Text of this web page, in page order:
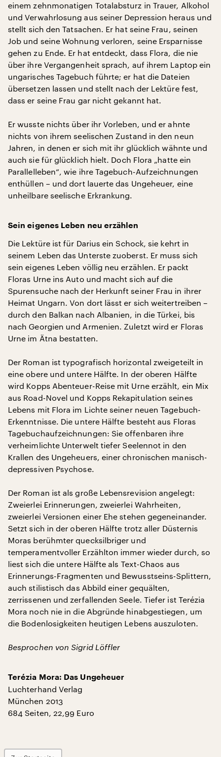
einem zehnmonatigen Totalabsturz in Trauer, Alkohol
und Verwahrlosung aus seiner Depression heraus und
stellt sich den Tatsachen. Er hat seine Frau, seinen
Job und seine Wohnung verloren, seine Ersparnisse
gehen zu Ende. Er hat entdeckt, dass Flora, die nie
über ihre Vergangenheit sprach, auf ihrem Laptop ein
ungarisches Tagebuch führte; er hat die Dateien
übersetzen lassen und stellt nach der Lektüre fest,
dass er seine Frau gar nicht gekannt hat.
Er wusste nichts über ihr Vorleben, und er ahnte
nichts von ihrem seelischen Zustand in den neun
Jahren, in denen er sich mit ihr glücklich wähnte und
auch sie für glücklich hielt. Doch Flora „hatte ein
Parallelleben“, wie ihre Tagebuch-Aufzeichnungen
enthüllen – und dort lauerte das Ungeheuer, eine
unheilbare seelische Erkrankung.
Sein eigenes Leben neu erzählen
Die Lektüre ist für Darius ein Schock, sie kehrt in
seinem Leben das Unterste zuoberst. Er muss sich
sein eigenes Leben völlig neu erzählen. Er packt
Floras Urne ins Auto und macht sich auf die
Spurensuche nach der Herkunft seiner Frau in ihrer
Heimat Ungarn. Von dort lässt er sich weitertreiben –
durch den Balkan nach Albanien, in die Türkei, bis
nach Georgien und Armenien. Zuletzt wird er Floras
Urne im Ätna bestatten.
Der Roman ist typografisch horizontal zweigeteilt in
eine obere und untere Hälfte. In der oberen Hälfte
wird Kopps Abenteuer-Reise mit Urne erzählt, ein Mix
aus Road-Novel und Kopps Rekapitulation seines
Lebens mit Flora im Lichte seiner neuen Tagebuch-
Erkenntnisse. Die untere Hälfte besteht aus Floras
Tagebuchaufzeichnungen: Sie offenbaren ihre
verheimlichte Unterwelt tiefer Seelennot in den
Krallen des Ungeheuers, einer chronischen manisch-
depressiven Psychose.
Der Roman ist als große Lebensrevision angelegt:
Zweierlei Erinnerungen, zweierlei Wahrheiten,
zweierlei Versionen einer Ehe stehen gegeneinander.
Setzt sich in der oberen Hälfte trotz aller Düsternis
Moras berühmter quecksilbriger und
temperamentvoller Erzählton immer wieder durch, so
liest sich die untere Hälfte als Text-Chaos aus
Erinnerungs-Fragmenten und Bewusstseins-Splittern,
auch stilistisch das Abbild einer gequälten,
zerrissenen und zerfallenden Seele. Tiefer ist Terézia
Mora noch nie in die Abgründe hinabgestiegen, um
die Bodenlosigkeiten heutigen Lebens auszuloten.
Besprochen von Sigrid Löffler
Terézia Mora: Das Ungeheuer
Luchterhand Verlag
München 2013
684 Seiten, 22,99 Euro